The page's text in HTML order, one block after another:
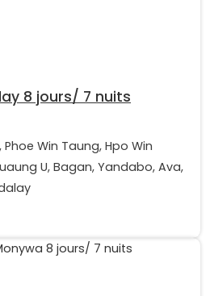
8 jours/ 7 nuits
Phoe Win Taung, Hpo Win
U, Bagan, Yandabo, Ava,